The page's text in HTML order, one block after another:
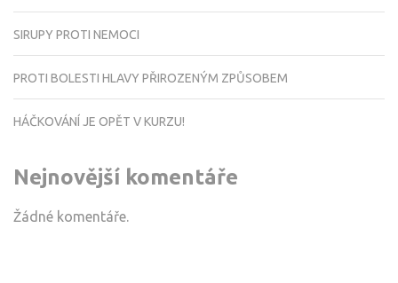
SIRUPY PROTI NEMOCI
PROTI BOLESTI HLAVY PŘIROZENÝM ZPŮSOBEM
HÁČKOVÁNÍ JE OPĚT V KURZU!
Nejnovější komentáře
Žádné komentáře.